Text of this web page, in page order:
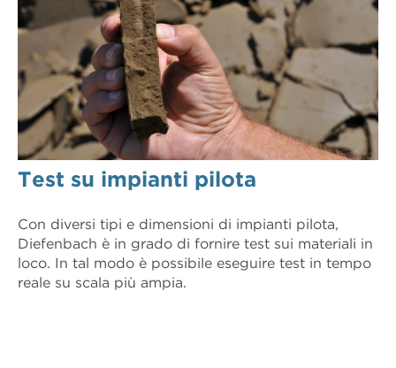
Test su impianti pilota
Con diversi tipi e dimensioni di impianti pilota,
Diefenbach è in grado di fornire test sui materiali in
loco. In tal modo è possibile eseguire test in tempo
reale su scala più ampia.